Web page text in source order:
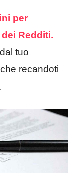
per
Redditi.
tuo
recandoti